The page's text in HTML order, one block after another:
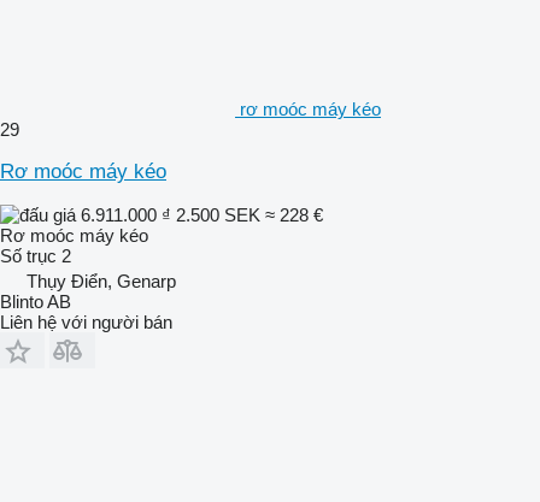
rơ moóc máy kéo
29
Rơ moóc máy kéo
6.911.000 ₫ 2.500 SEK ≈ 228 €
Rơ moóc máy kéo
Số trục 2
Thụy Điển, Genarp
Blinto AB
Liên hệ với người bán